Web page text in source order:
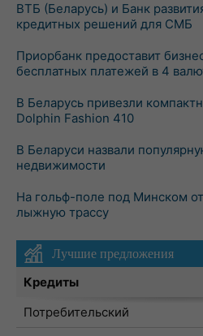
ВТБ (Беларусь) и Банк
кредитных решений для СМБ
Приорбанк предоставит
бесплатных платежей в 4
В Беларусь привезли
Dolphin Fashion 410
В Беларуси назвали
недвижимости
На гольф-поле под Минском
лыжную трассу
Лучшие предложения
Кредиты
Потребительский